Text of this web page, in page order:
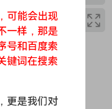
is a comprehensive
and spectral
restoring audio
is designed to
audio finishing
sound.
可能会出现
一样，那是
号和百度索
键词在搜索
更是我们对